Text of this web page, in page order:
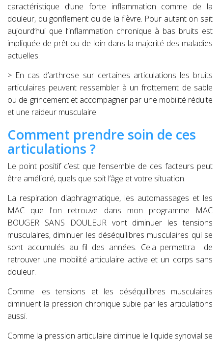
caractéristique d’une forte inflammation comme de la
douleur, du gonflement ou de la fièvre. Pour autant on sait
aujourd’hui que l’inflammation chronique à bas bruits est
impliquée de prêt ou de loin dans la majorité des maladies
actuelles.
> En cas d’arthrose sur certaines articulations les bruits
articulaires peuvent ressembler à un frottement de sable
ou de grincement et accompagner par une mobilité réduite
et une raideur musculaire.
Comment prendre soin de ces
articulations ?
Le point positif c’est que l’ensemble de ces facteurs peut
être amélioré, quels que soit l’âge et votre situation.
La respiration diaphragmatique, les automassages et les
MAC que l'on retrouve dans mon programme MAC
BOUGER SANS DOULEUR vont diminuer les tensions
musculaires, diminuer les déséquilibres musculaires qui se
sont accumulés au fil des années. Cela permettra de
retrouver une mobilité articulaire active et un corps sans
douleur.
Comme les tensions et les déséquilibres musculaires
diminuent la pression chronique subie par les articulations
aussi.
Comme la pression articulaire diminue le liquide synovial se